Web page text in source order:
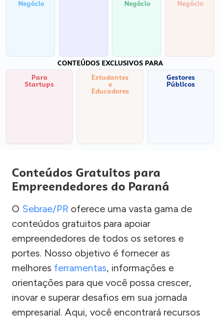
Negócio Negócio Negócio
CONTEÚDOS EXCLUSIVOS PARA
Para
Startups
Estudantes
e
Educadores
Gestores
Públicos
Conteúdos Gratuitos para
Empreendedores do Paraná
O Sebrae/PR oferece uma vasta gama de
conteúdos gratuitos para apoiar
empreendedores de todos os setores e
portes. Nosso objetivo é fornecer as
melhores ferramentas, informações e
orientações para que você possa crescer,
inovar e superar desafios em sua jornada
empresarial. Aqui, você encontrará recursos